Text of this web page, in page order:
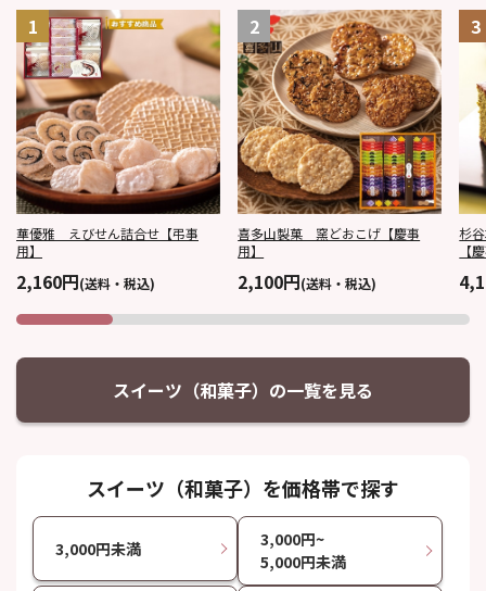
華優雅 えびせん詰合せ【弔事
用】
2,160円(送料・税込)
喜多山製菓 窯どおこげ【慶事
用】
2,100円(送料・税込)
杉
【
スイーツ（和菓子）の一覧を見る
スイーツ（和菓子）を価格帯で探す
3,000円未満
3,000円~
5,000円未満